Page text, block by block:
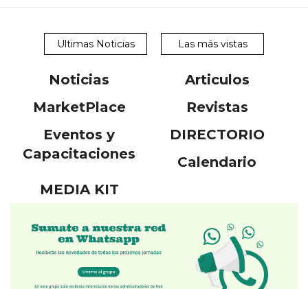
Ultimas Noticias Las más vistas
Noticias
Articulos
MarketPlace
Revistas
Eventos y
Capacitaciones
DIRECTORIO
Calendario
MEDIA KIT